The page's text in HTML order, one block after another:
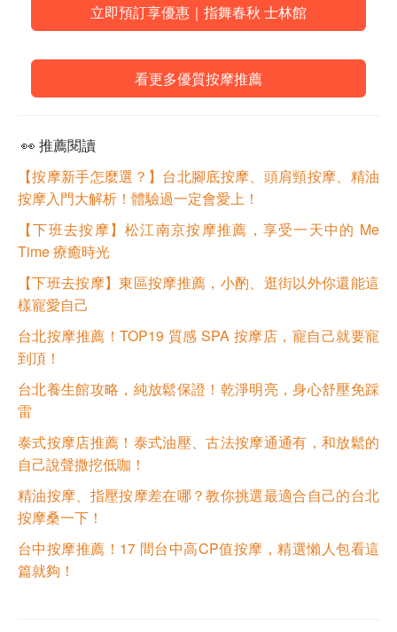
立即預訂享優惠｜指舞春秋 士林館
看更多優質按摩推薦
👀 推薦閱讀
【按摩新手怎麼選？】台北腳底按摩、頭肩頸按摩、精油
按摩入門大解析！體驗過一定會愛上！
【下班去按摩】松江南京按摩推薦，享受一天中的 Me
Time 療癒時光
【下班去按摩】東區按摩推薦，小酌、逛街以外你還能這
樣寵愛自己
台北按摩推薦！TOP19 質感 SPA 按摩店，寵自己就要寵
到頂！
台北養生館攻略，純放鬆保證！乾淨明亮，身心舒壓免踩
雷
泰式按摩店推薦！泰式油壓、古法按摩通通有，和放鬆的
自己說聲撒挖低咖！
精油按摩、指壓按摩差在哪？教你挑選最適合自己的台北
按摩桑一下！
台中按摩推薦！17 間台中高CP值按摩，精選懶人包看這
篇就夠！